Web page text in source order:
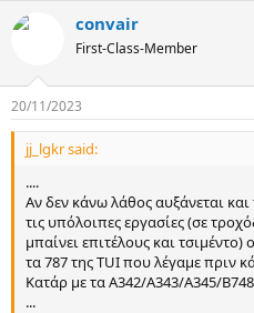
c
s
:
convair
First-Class-Member
20/11/2023
jj_lgkr said:
....
Αν δεν κάνω λάθος αυξάνεται
τις υπόλοιπες εργασίες (σε
μπαίνει επιτέλους και
τα 787 της TUI που λέγαμε πριν
Κατάρ με τα Α342/Α343/Α345/
...